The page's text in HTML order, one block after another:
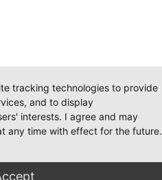
tracking technologies to provide
and to display
interests. I agree and may
any time with effect for the future.